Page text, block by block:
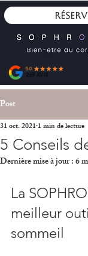
Post
5 Conseils
31 oct. 20211 min de lecture
Dernière mise à jour :6
La
meilleur
sommeil